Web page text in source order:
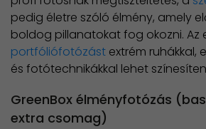
pedig életre szóló élmény, amely
boldog pillanatokat fog okozni. Az
portfóliófotózást extrém ruhákkal,
és fotótechnikákkal lehet
GreenBox élményfotózás
extra csomag)